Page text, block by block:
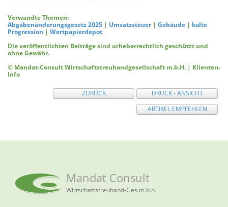
Verwandte Themen:
Abgabenänderungsgesetz 2025 | Umsatzsteuer| Gebäude | kalte
Progression | Wertpapierdepot
Die veröffentlichten Beiträge sind urheberrechtlich geschützt und
ohne Gewähr.
© Mandat-Consult Wirtschaftstreuhandgesellschaft m.b.H. | Klienten-
Info
ZURÜCK
DRUCK - ANSICHT
ARTIKEL EMPFEHLEN
Mandat Consult
Wirtschaftstreuhand-Ges.m.b.h.